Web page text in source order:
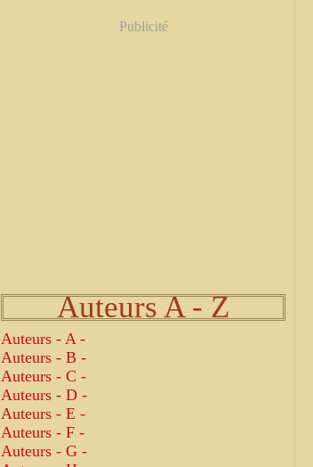
Publicité
Auteurs A - Z
Auteurs - A -
Auteurs - B -
Auteurs - C -
Auteurs - D -
Auteurs - E -
Auteurs - F -
Auteurs - G -